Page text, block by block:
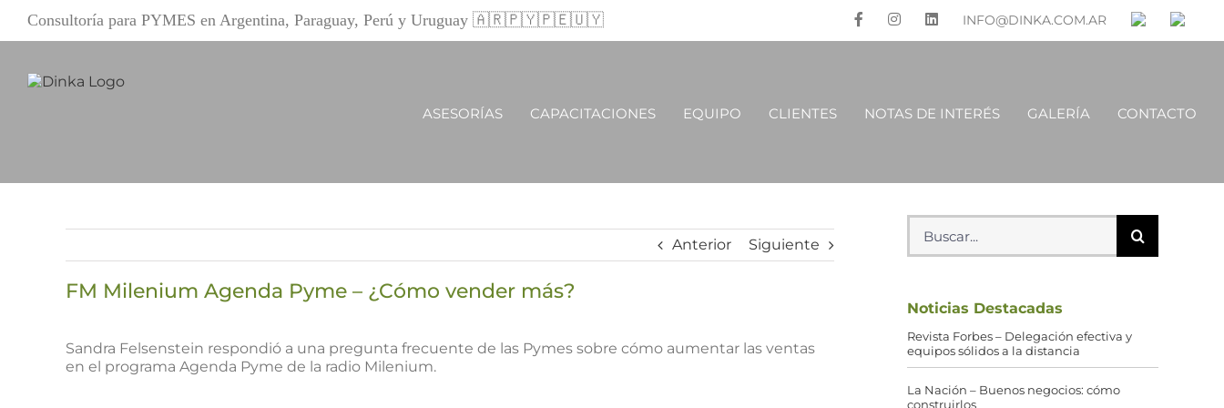
contenido
Consultoría para PYMES en Argentina, Paraguay, Perú y Uruguay 🇦🇷🇵🇾🇵🇪🇺🇾 INFO@DINKA.COM.AR
ASESORÍAS CAPACITACIONES EQUIPO CLIENTES NOTAS DE INTERÉS GALERÍA CONTACTO
Anterior Siguiente
FM Milenium Agenda Pyme – ¿Cómo vender más?
imagen
más
grande
Sandra Felsenstein respondió a una pregunta frecuente de las Pymes sobre cómo aumentar las ventas
en el programa Agenda Pyme de la radio Milenium.
Buscar:
Noticias Destacadas
Revista Forbes – Delegación efectiva y
equipos sólidos a la distancia
La Nación – Buenos negocios: cómo
construirlos